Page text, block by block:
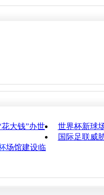
大钱”办世
世界杯新球
国际足联威
场馆建设临